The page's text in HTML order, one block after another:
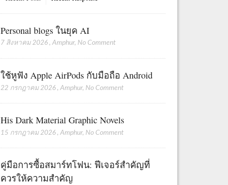
Personal blogs ในยุค AI
7 สิงหาคม 2026 ,Amphur, No Comment
ใช้หูฟัง Apple AirPods กับมือถือ Android
22 กรกฎาคม 2026 ,Amphur, No Comment
His Dark Material Graphic Novels
15 กรกฎาคม 2026 ,Amphur, No Comment
คู่มือการซื้อสมาร์ทโฟน: ฟีเจอร์สำคัญที่
ควรให้ความสำคัญ